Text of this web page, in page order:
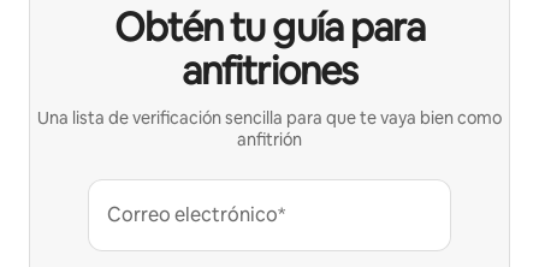
Obtén tu guía para
anfitriones
Una lista de verificación sencilla para que te vaya bien como
anfitrión
Correo electrónico*